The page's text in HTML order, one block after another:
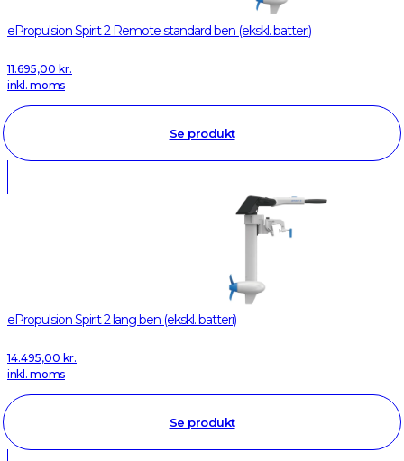
ePropulsion Spirit 2 Remote standard ben (ekskl. batteri)
11.695,00 kr.
inkl. moms
Se produkt
ePropulsion Spirit 2 lang ben (ekskl. batteri)
14.495,00 kr.
inkl. moms
Se produkt